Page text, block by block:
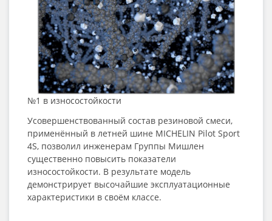
№1 в износостойкости
Усовершенствованный состав резиновой смеси,
применённый в летней шине MICHELIN Pilot Sport
4S, позволил инженерам Группы Мишлен
существенно повысить показатели
износостойкости. В результате модель
демонстрирует высочайшие эксплуатационные
характеристики в своём классе.